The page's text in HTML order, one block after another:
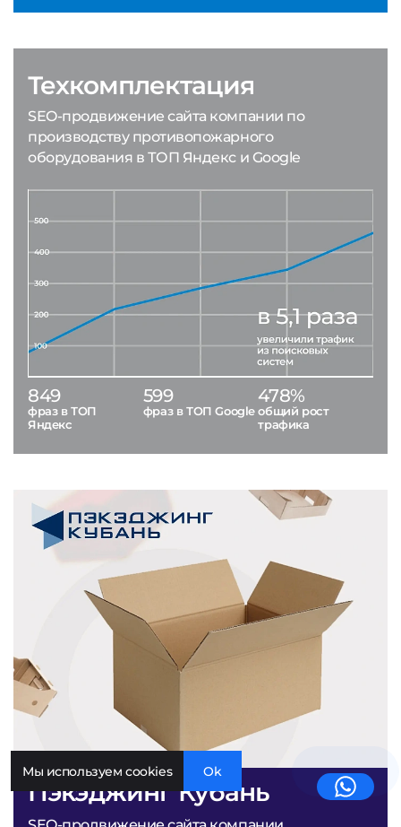
Пэкэджинг Кубань
Техкомплектация
SEO-продвижение сайта компании по
производству противопожарного
оборудования в ТОП Яндекс и Google
849
фраз в ТОП
Яндекс
599
фраз в ТОП Google
478%
общий рост
трафика
Мы используем cookies Ok